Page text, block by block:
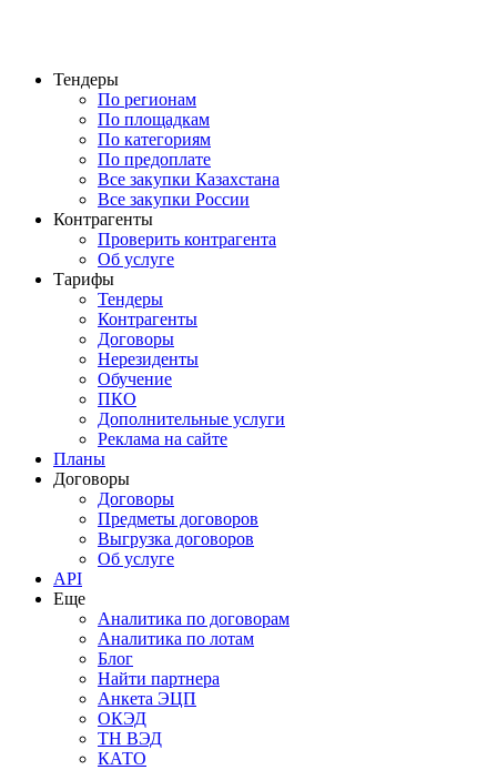
Тендеры
По регионам
По площадкам
По категориям
По предоплате
Все закупки Казахстана
Все закупки России
Контрагенты
Проверить контрагента
Об услуге
Тарифы
Тендеры
Контрагенты
Договоры
Нерезиденты
Обучение
ПКО
Дополнительные услуги
Реклама на сайте
Планы
Договоры
Договоры
Предметы договоров
Выгрузка договоров
Об услуге
API
Еще
Аналитика по договорам
Аналитика по лотам
Блог
Найти партнера
Анкета ЭЦП
ОКЭД
ТН ВЭД
КАТО